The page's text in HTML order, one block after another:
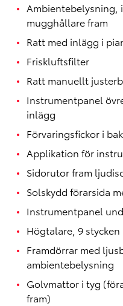
Ambientebelysning,
mugghållare fram
Ratt med inlägg i
Friskluftsfilter
Ratt manuellt
Instrumentpanel
inlägg
Förvaringsfickor i
Applikation för
Sidorutor fram
Solskydd förarsida
Instrumentpanel
Högtalare, 9 stycken
Framdörrar med
ambientebelysning
Golvmattor i tyg
fram)